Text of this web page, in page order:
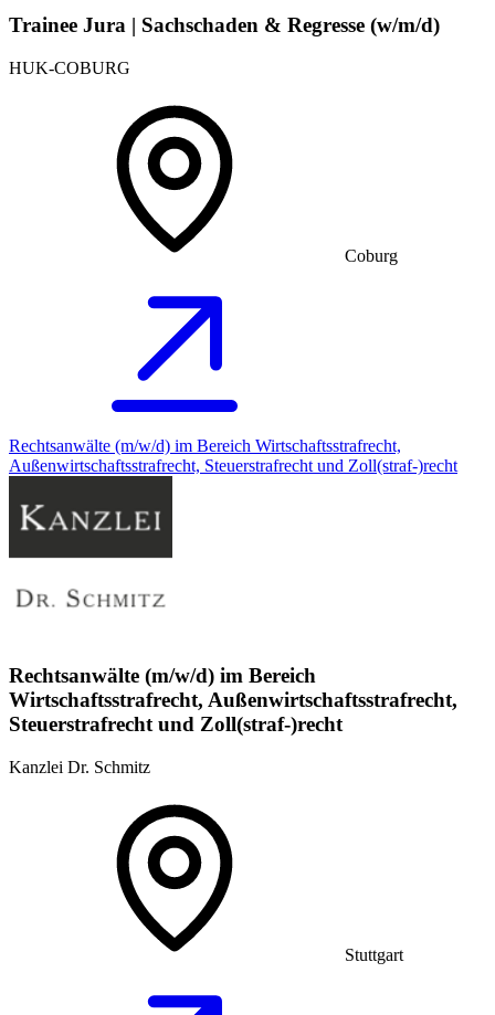
Trainee Jura | Sachschaden & Regresse (w/m/d)
HUK-COBURG
Coburg
Rechtsanwälte (m/w/d) im Bereich Wirtschaftsstrafrecht,
Außenwirtschaftsstrafrecht, Steuerstrafrecht und Zoll(straf-)recht
Rechtsanwälte (m/w/d) im Bereich
Wirtschaftsstrafrecht, Außenwirtschaftsstrafrecht,
Steuerstrafrecht und Zoll(straf-)recht
Kanzlei Dr. Schmitz
Stuttgart